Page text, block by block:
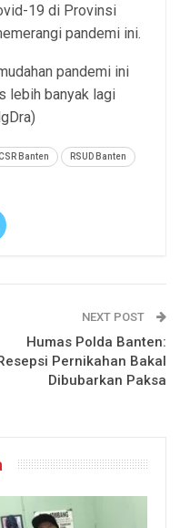
19 di Provinsi
pandemi ini.
pandemi ini
lebih banyak lagi
CSR Banten RSUD Banten
NEXT POST
Humas Polda Banten:
Pernikahan Bakal
Dibubarkan Paksa